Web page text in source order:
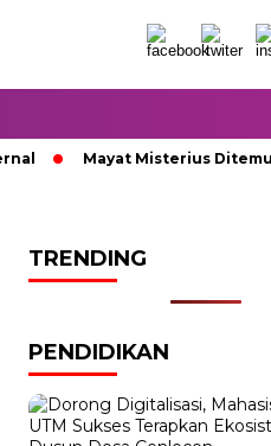
Mayat Misterius Ditemukan
TRENDING
PENDIDIKAN